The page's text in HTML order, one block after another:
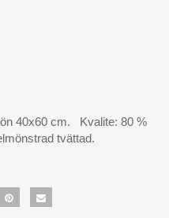
40x60 cm. Kvalite: 80 %
tvättad.